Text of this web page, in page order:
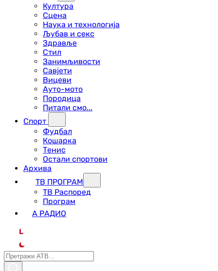
Култура
Сцена
Наука и технологија
Љубав и секс
Здравље
Стил
Занимљивости
Савјети
Вицеви
Ауто-мото
Породица
Питали смо...
Спорт
Фудбал
Кошарка
Тенис
Остали спортови
Архива
ТВ ПРОГРАМ
ТВ Распоред
Програм
А РАДИО
L